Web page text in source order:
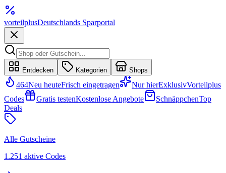
vorteilplusDeutschlands Sparportal
Entdecken Kategorien Shops
464Neu heuteFrisch eingetragen Nur hierExklusivVorteilplus
Codes
Gratis testenKostenlose Angebote SchnäppchenTop
Deals
Alle Gutscheine
1.251 aktive Codes